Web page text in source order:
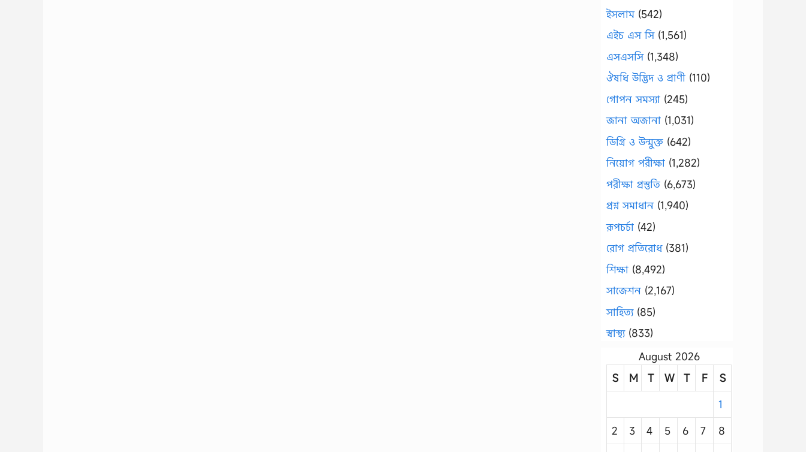
ইসলাম(542)
এইচ এস সি(1,561)
এসএসসি(1,348)
ঔষধি উদ্ভিদ ও প্রাণী (110)
গোপন সমস্যা (245)
জানা অজানা (1,031)
ডিগ্রি ও উন্মুক্ত (642)
নিয়োগ পরীক্ষা (1,282)
পরীক্ষা প্রস্তুতি (6,673)
প্রশ্ন সমাধান (1,940)
রূপচর্চা (42)
রোগ প্রতিরোধ(381)
শিক্ষা (8,492)
সাজেশন (2,167)
সাহিত্য(85)
স্বাস্থ্য(833)
August 2026
S
M T W T F
S
1
2
3 4 5 6 7
8